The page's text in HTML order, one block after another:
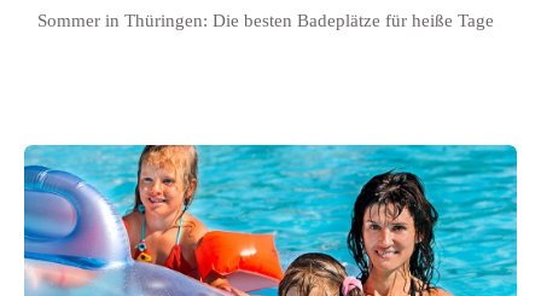
Sommer in Thüringen: Die besten Badeplätze für heiße Tage